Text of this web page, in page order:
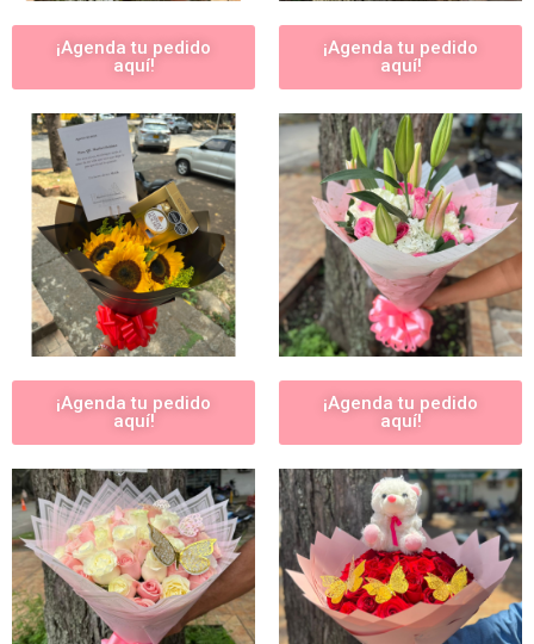
¡Agenda tu pedido
aquí!
¡Agenda tu pedido
aquí!
¡Agenda tu pedido
aquí!
¡Agenda tu pedido
aquí!